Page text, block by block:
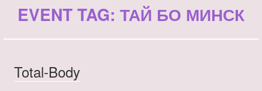
EVENT TAG: ТАЙ БО МИНСК
Total-Body